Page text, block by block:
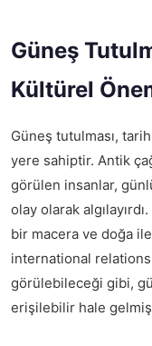
Güneş
Kültürel
Güneş tutulması,
yere sahiptir. Antik
görülen insanlar,
olay olarak
bir macera ve doğa
international
görülebileceği gibi,
erişilebilir hale